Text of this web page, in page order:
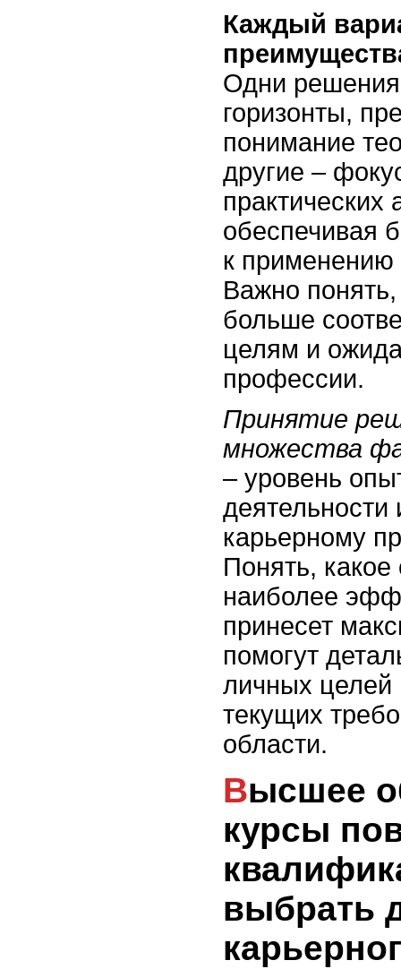
Каждый
Одни
горизонты,
понимание
другие –
практических
обеспечивая
к применению
Важно
больше
целям и
профессии.
Принятие
множества
– уровень
деятельности
карьерному
Понять, какое
наиболее
принесет
помогут
личных целей
текущих
области.
Высшее образование и
курсы
выбрать